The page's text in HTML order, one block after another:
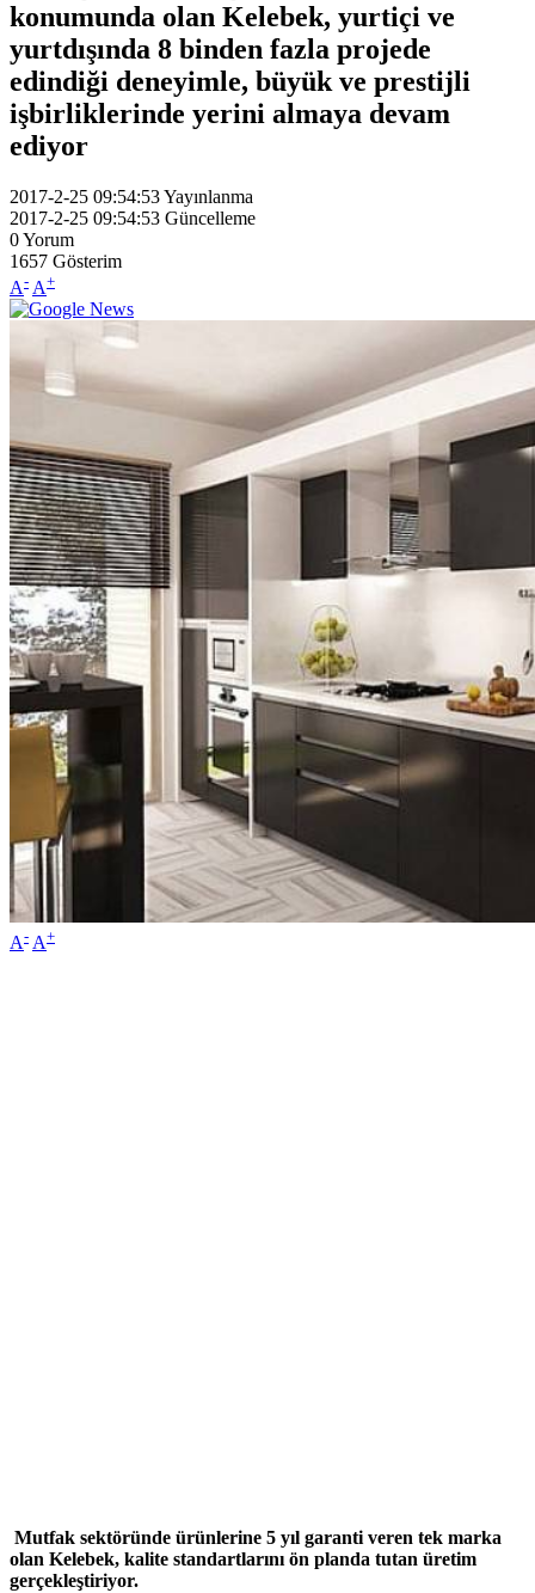
konumunda olan Kelebek, yurtiçi ve
yurtdışında 8 binden fazla projede
edindiği deneyimle, büyük ve prestijli
işbirliklerinde yerini almaya devam
ediyor
2017-2-25 09:54:53Yayınlanma
2017-2-25 09:54:53 Güncelleme
0Yorum
1657 Gösterim
A- A+
A- A+
Mutfak sektöründe ürünlerine 5 yıl garanti veren tek marka
olan Kelebek, kalite standartlarını ön planda tutan üretim
gerçekleştiriyor.